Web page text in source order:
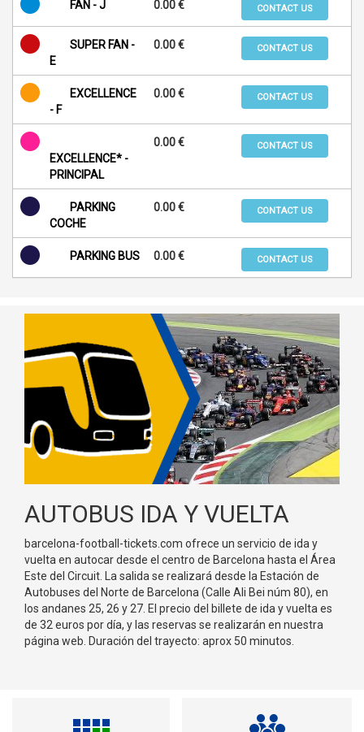
FAN - J 0.00 € CONTACT US
SUPER FAN -
E
0.00 € CONTACT US
EXCELLENCE
- F
0.00 € CONTACT US
EXCELLENCE* -
PRINCIPAL
0.00 € CONTACT US
PARKING
COCHE
0.00 € CONTACT US
PARKING BUS 0.00 € CONTACT US
AUTOBUS IDA Y VUELTA
barcelona-football-tickets.com ofrece un servicio de ida y
vuelta en autocar desde el centro de Barcelona hasta el Área
Este del Circuit. La salida se realizará desde la Estación de
Autobuses del Norte de Barcelona (Calle Ali Bei núm 80), en
los andanes 25, 26 y 27. El precio del billete de ida y vuelta es
de 32 euros por día, y las reservas se realizarán en nuestra
página web. Duración del trayecto: aprox 50 minutos.